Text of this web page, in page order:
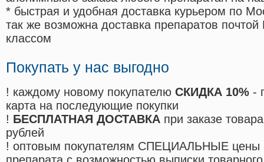
* быстрая и удобная доставка курьером по
так же возможна доставка препаратов
классом
Покупать у нас выгодно
! каждому новому покупателю СКИДКА 10% -
карта на последующие покупки
! БЕСПЛАТНАЯ ДОСТАВКА при заказе
рублей
! оптовым покупателям СПЕЦИАЛЬНЫЕ цены